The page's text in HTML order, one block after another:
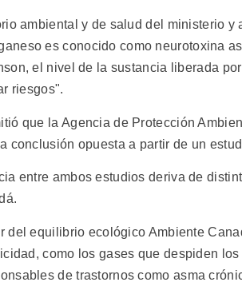
ambiental y de salud del ministerio y
es conocido como neurotoxina
el nivel de la sustancia liberada
riesgos".
que la Agencia de Protección
conclusión opuesta a partir de un
entre ambos estudios deriva de
del equilibrio ecológico Ambiente
como los gases que despiden
de trastornos como asma